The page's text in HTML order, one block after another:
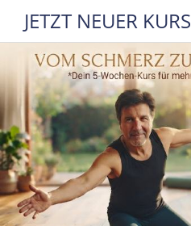
JETZT NEUER KURS